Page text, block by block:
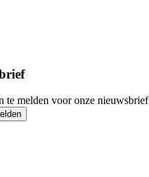
te melden voor onze nieuwsbrief